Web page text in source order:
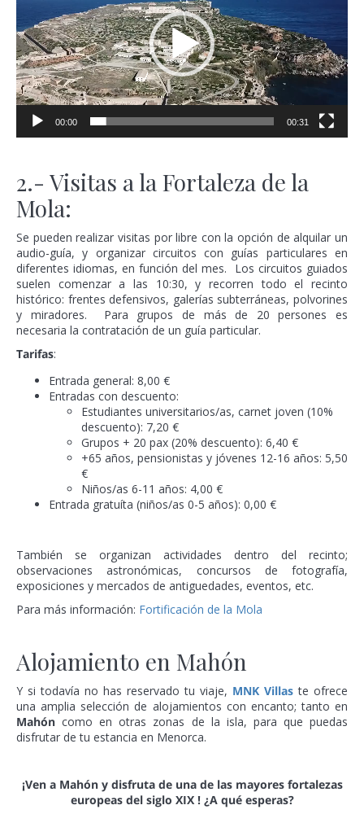
00:00 00:31
2.- Visitas a la Fortaleza de la
Mola:
Se pueden realizar visitas por libre con la opción de alquilar un
audio-guía, y organizar circuitos con guías particulares en
diferentes idiomas, en función del mes. Los circuitos guiados
suelen comenzar a las 10:30, y recorren todo el recinto
histórico: frentes defensivos, galerías subterráneas, polvorines
y miradores. Para grupos de más de 20 persones es
necesaria la contratación de un guía particular.
Tarifas:
Entrada general: 8,00 €
Entradas con descuento:
Estudiantes universitarios/as, carnet joven (10%
descuento): 7,20 €
Grupos + 20 pax (20% descuento): 6,40 €
+65 años, pensionistas y jóvenes 12-16 años: 5,50
€
Niños/as 6-11 años: 4,00 €
Entrada gratuíta (niños/as 0-5 años): 0,00 €
También se organizan actividades dentro del recinto;
observaciones astronómicas, concursos de fotografía,
exposiciones y mercados de antiguedades, eventos, etc.
Para más información: Fortificación de la Mola
Alojamiento en Mahón
Y si todavía no has reservado tu viaje, MNK Villas te ofrece
una amplia selección de alojamientos con encanto; tanto en
Mahón como en otras zonas de la isla, para que puedas
disfrutar de tu estancia en Menorca.
¡Ven a Mahón y disfruta de una de las mayores fortalezas
europeas del siglo XIX ! ¿A qué esperas?